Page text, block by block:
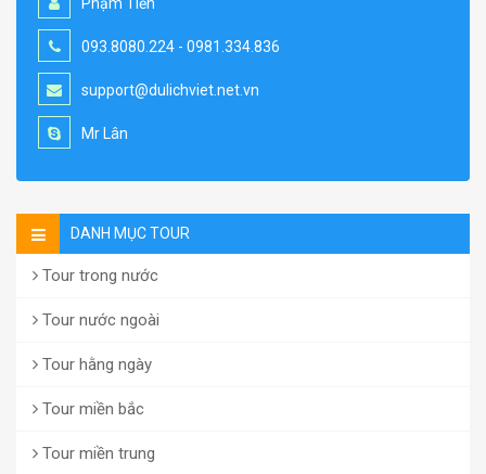
093.8080.224 - 0981.334.836
support@dulichviet.net.vn
Mr Lân
DANH MỤC TOUR
Tour trong nước
Tour nước ngoài
Tour hằng ngày
Tour miền bắc
Tour miền trung